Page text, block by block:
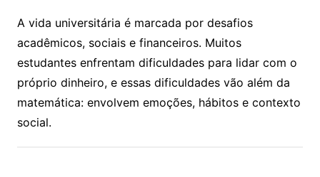
A vida universitária é marcada por desafios
acadêmicos, sociais e financeiros. Muitos
estudantes enfrentam dificuldades para lidar com o
próprio dinheiro, e essas dificuldades vão além da
matemática: envolvem emoções, hábitos e contexto
social.